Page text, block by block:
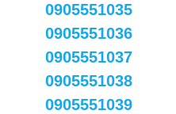
0905551035
0905551036
0905551037
0905551038
0905551039